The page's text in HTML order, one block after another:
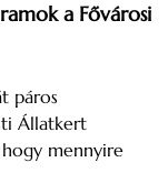
a Fővárosi
páros
Állatkert
mennyire